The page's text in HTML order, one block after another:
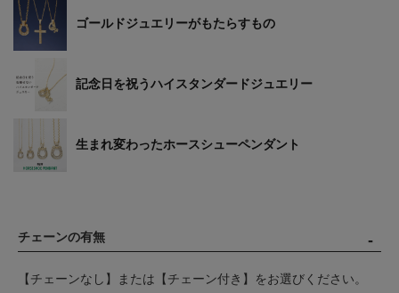
ゴールドジュエリーがもたらすもの
記念日を祝うハイスタンダードジュエリー
生まれ変わったホースシューペンダント
チェーンの有無
【チェーンなし】または【チェーン付き】をお選びください。